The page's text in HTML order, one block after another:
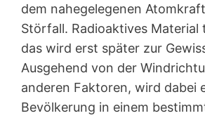
dem nahegelegenen
Störfall. Radioaktives Material
das wird erst später zur
Ausgehend von der
anderen Faktoren, wird dabei
Bevölkerung in einem